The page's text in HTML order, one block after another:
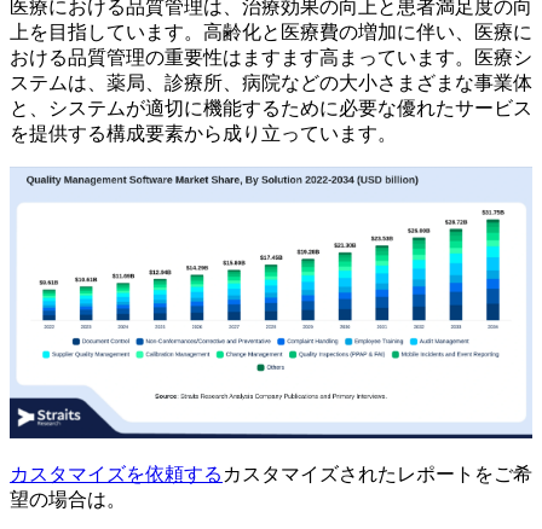
医療における品質管理は、治療効果の向上と患者満足度の向
上を目指しています。高齢化と医療費の増加に伴い、医療に
おける品質管理の重要性はますます高まっています。医療シ
ステムは、薬局、診療所、病院などの大小さまざまな事業体
と、システムが適切に機能するために必要な優れたサービス
を提供する構成要素から成り立っています。
カスタマイズを依頼する カスタマイズされたレポートをご希
望の場合は。